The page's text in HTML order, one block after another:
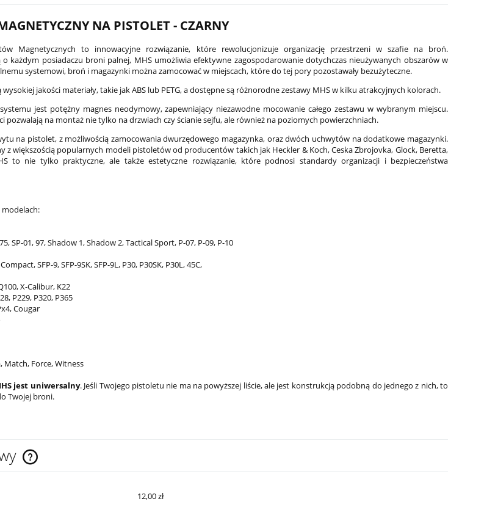
SOG-Xs 7,5"
Latarka pistoletowa Streamlight TLR-8
G Sub - Sig Sauer P365/P365 XL
2 149,00 zł
Cena regularna:2 599,00 zł
Latarka pistoletowa Streamlight TLR-8
G Sub - Glock 43X/48
1 799,00 zł
Cena regularna:2 099,00 zł
Latarka do
2 199,00 zł
Cena regularna:
NA PISTOLET - CZARNY
Magnetycznych to innowacyjne rozwiązanie, które rewolucjonizuje organizację przestrzeni w szafie na broń.
każdym posiadaczu broni palnej, MHS umożliwia efektywne zagospodarowanie dotychczas nieużywanych obszarów w
systemowi, broń i magazynki można zamocować w miejscach, które do tej pory pozostawały bezużyteczne.
jakości materiały, takie jak ABS lub PETG, a dostępne są różnorodne zestawy MHS w kilku atrakcyjnych kolorach.
jest potężny magnes neodymowy, zapewniający niezawodne mocowanie całego zestawu w wybranym miejscu.
pozwalają na montaż nie tylko na drzwiach czy ścianie sejfu, ale również na poziomych powierzchniach.
na pistolet, z możliwością zamocowania dwurzędowego magazynka, oraz dwóch uchwytów na dodatkowe magazynki.
z większością popularnych modeli pistoletów od producentów takich jak Heckler & Koch, Ceska Zbrojovka, Glock, Beretta,
to nie tylko praktyczne, ale także estetyczne rozwiązanie, które podnosi standardy organizacji i bezpieczeństwa
modelach:
SP-01, 97, Shadow 1, Shadow 2, Tactical Sport, P-07, P-09, P-10
SFP-9, SFP-9SK, SFP-9L, P30, P30SK, P30L, 45C,
X-Calibur, K22
P229, P320, P365
Cougar
Match, Force, Witness
jest uniwersalny. Jeśli Twojego pistoletu nie ma na powyższej liście, ale jest konstrukcją podobną do jednego z nich, to
Twojej broni.
12,00 zł